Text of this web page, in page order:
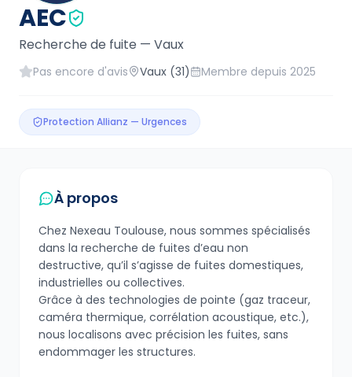
AEC
Recherche de fuite — Vaux
Pas encore d'avis Vaux (31) Membre depuis 2025
Protection Allianz — Urgences
À propos
Chez Nexeau Toulouse, nous sommes spécialisés
dans la recherche de fuites d’eau non
destructive, qu’il s’agisse de fuites domestiques,
industrielles ou collectives.
Grâce à des technologies de pointe (gaz traceur,
caméra thermique, corrélation acoustique, etc.),
nous localisons avec précision les fuites, sans
endommager les structures.